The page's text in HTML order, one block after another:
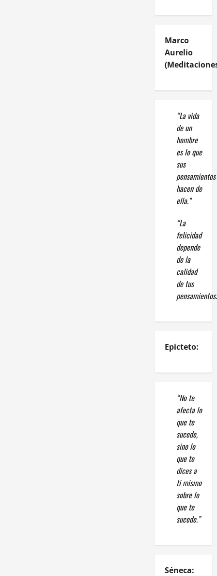
Marco
Aurelio
“La vida
de un
hombre
es lo que
sus
pensamientos
hacen de
ella.”
“La
felicidad
depende
de la
calidad
de tus
Epicteto:
“No te
afecta lo
que te
sucede,
sino lo
que te
dices a
ti mismo
sobre lo
que te
sucede.”
Séneca: